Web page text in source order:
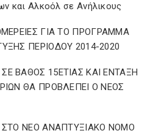
και Αλκοόλ σε Ανήλικους
ΓΙΑ ΤΟ ΠΡΟΓΡΑΜΜΑ
ΠΕΡΙΟΔΟΥ 2014-2020
ΒΑΘΟΣ 15ΕΤΙΑΣ ΚΑΙ ΕΝΤΑΞΗ
ΘΑ ΠΡΟΒΛΕΠΕΙ Ο ΝΕΟΣ
ΣΤΟ ΝΕΟ ΑΝΑΠΤΥΞΙΑΚΟ ΝΟΜΟ